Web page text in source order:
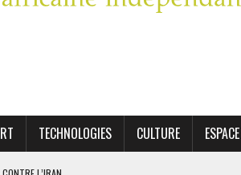
TECHNOLOGIES CULTURE